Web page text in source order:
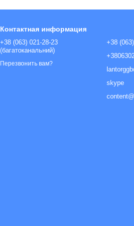
Контактная информация
+38 (063) 021-28-23
(багатоканальний)
Перезвонить вам?
+38
skype